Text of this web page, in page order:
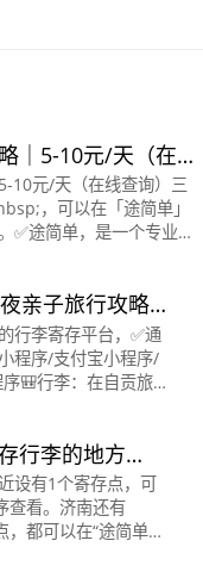
｜5-10元/天（在线
10元/天（在线查询）三
，可以在「途简单」
✅途简单，是一个专业行
亲子旅行攻略
行李寄存平台，✅通
程序/支付宝小程序/
🎒行李：在自贡旅
行李的地方
（济南寄存）
设有1个寄存点，可
查看。济南还有
都可以在“途简单”